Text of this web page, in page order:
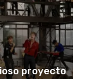
proyecto